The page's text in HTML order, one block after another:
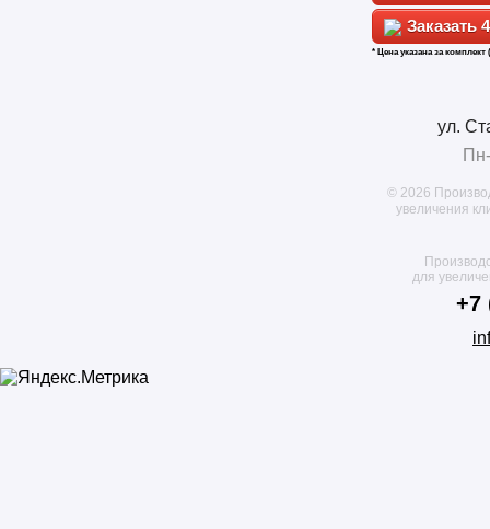
* Цена указана за комплект
ул.
© 2026
увеличения
для
+7